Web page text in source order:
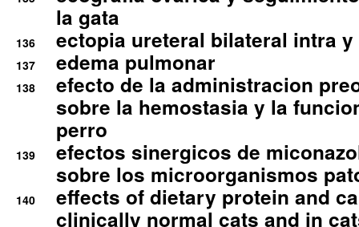
la gata
136 ectopia ureteral bilateral intra
137 edema pulmonar
138
efecto de la administracion
sobre la hemostasia y la
perro
139
efectos sinergicos de
sobre los microorganismos
140
effects of dietary protein and
clinically normal cats and in